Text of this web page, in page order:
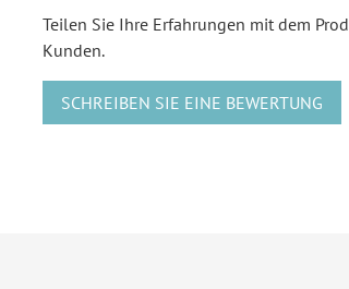
Teilen Sie Ihre Erfahrungen mit dem
Kunden.
SCHREIBEN SIE EINE BEWERTUNG